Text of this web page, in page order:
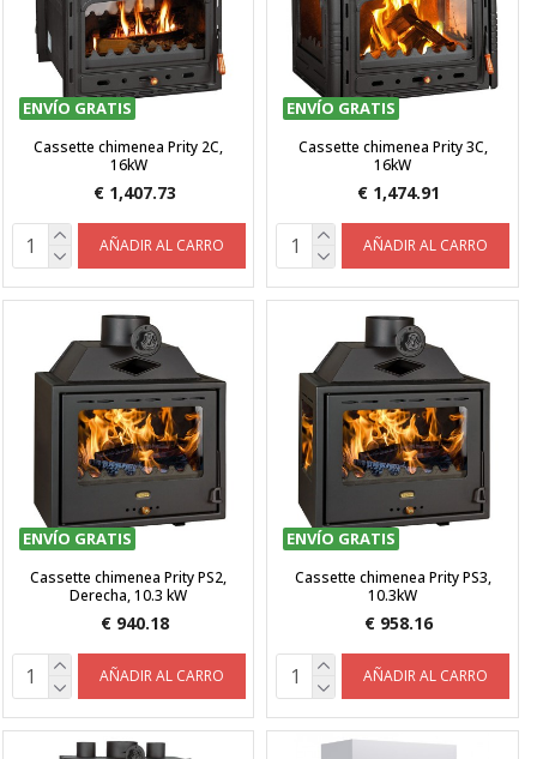
ENVÍO GRATIS
Cassette chimenea Prity 2C,
16kW
€ 1,407.73
AÑADIR AL CARRO
ENVÍO GRATIS
Cassette chimenea Prity 3C,
16kW
€ 1,474.91
AÑADIR AL CARRO
ENVÍO GRATIS
Cassette chimenea Prity PS2,
Derecha, 10.3 kW
€ 940.18
AÑADIR AL CARRO
ENVÍO GRATIS
Cassette chimenea Prity PS3,
10.3kW
€ 958.16
AÑADIR AL CARRO